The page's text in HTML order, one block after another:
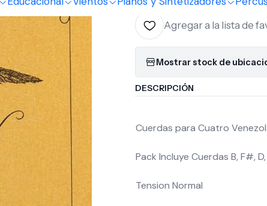
Agregar a la lista de
Mostrar stock de
DESCRIPCIÓN
Cuerdas para Cuatro
Pack Incluye Cuerdas B, F#,
Tension Normal